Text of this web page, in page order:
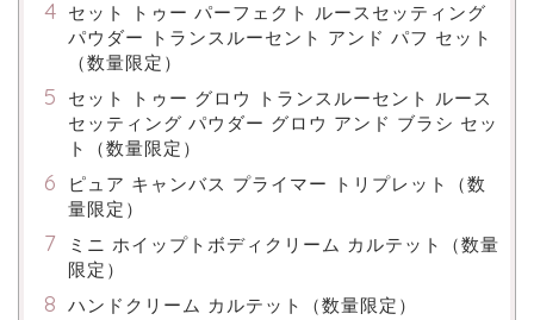
セット トゥー パーフェクト ルースセッティング
パウダー トランスルーセント アンド パフ セット
（数量限定）
セット トゥー グロウ トランスルーセント ルース
セッティング パウダー グロウ アンド ブラシ セッ
ト（数量限定）
ピュア キャンバス プライマー トリプレット（数
量限定）
ミニ ホイップトボディクリーム カルテット（数量
限定）
ハンドクリーム カルテット（数量限定）